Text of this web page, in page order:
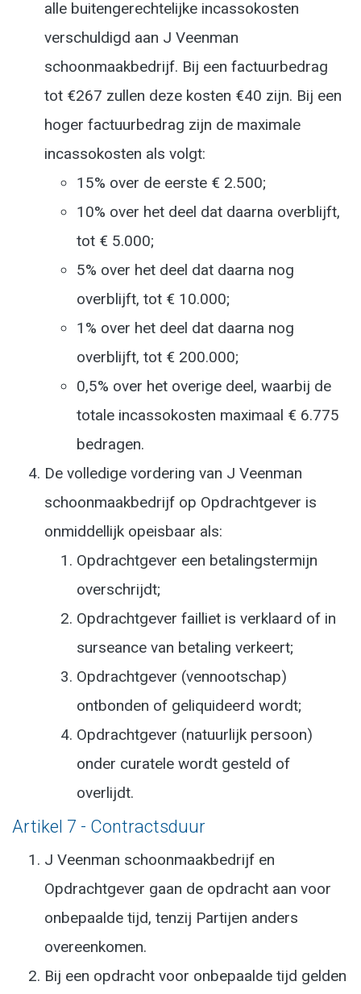
alle buitengerechtelijke incassokosten
verschuldigd aan J Veenman
schoonmaakbedrijf. Bij een factuurbedrag
tot €267 zullen deze kosten €40 zijn. Bij een
hoger factuurbedrag zijn de maximale
incassokosten als volgt:
15% over de eerste € 2.500;
10% over het deel dat daarna overblijft,
tot € 5.000;
5% over het deel dat daarna nog
overblijft, tot € 10.000;
1% over het deel dat daarna nog
overblijft, tot € 200.000;
0,5% over het overige deel, waarbij de
totale incassokosten maximaal € 6.775
bedragen.
De volledige vordering van J Veenman
schoonmaakbedrijf op Opdrachtgever is
onmiddellijk opeisbaar als:
Opdrachtgever een betalingstermijn
overschrijdt;
Opdrachtgever failliet is verklaard of in
surseance van betaling verkeert;
Opdrachtgever (vennootschap)
ontbonden of geliquideerd wordt;
Opdrachtgever (natuurlijk persoon)
onder curatele wordt gesteld of
overlijdt.
Artikel 7 - Contractsduur
J Veenman schoonmaakbedrijf en
Opdrachtgever gaan de opdracht aan voor
onbepaalde tijd, tenzij Partijen anders
overeenkomen.
Bij een opdracht voor onbepaalde tijd gelden